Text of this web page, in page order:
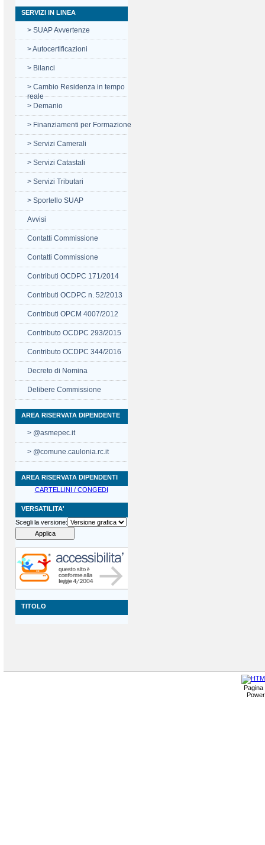
SERVIZI IN LINEA
> SUAP Avvertenze
> Autocertificazioni
> Bilanci
> Cambio Residenza in tempo
reale
> Demanio
> Finanziamenti per Formazione
> Servizi Camerali
> Servizi Catastali
> Servizi Tributari
> Sportello SUAP
Avvisi
Contatti Commissione
Contatti Commissione
Contributi OCDPC 171/2014
Contributi OCDPC n. 52/2013
Contributi OPCM 4007/2012
Contributo OCDPC 293/2015
Contributo OCDPC 344/2016
Decreto di Nomina
Delibere Commissione
AREA RISERVATA DIPENDENTE
> @asmepec.it
> @comune.caulonia.rc.it
AREA RISERVATA DIPENDENTI
CARTELLINI / CONGEDI
VERSATILITA'
Scegli la versione:
TITOLO
Pagina